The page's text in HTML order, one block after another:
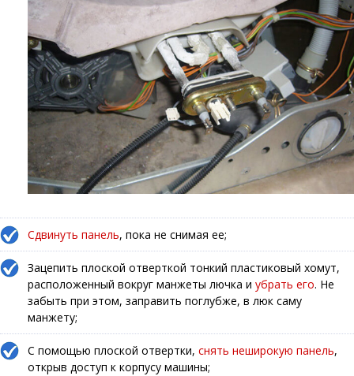
Сдвинуть панель, пока не снимая ее;
Зацепить плоской отверткой тонкий пластиковый хомут,
расположенный вокруг манжеты лючка и убрать его. Не
забыть при этом, заправить поглубже, в люк саму
манжету;
С помощью плоской отвертки, снять неширокую панель,
открыв доступ к корпусу машины;